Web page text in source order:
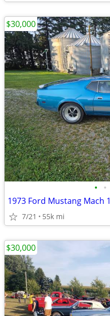
• •
1973 Ford Mustang Mach 1
7/21 55k mi
$30,000
$30,000